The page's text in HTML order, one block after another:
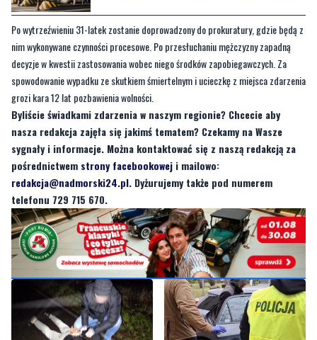
Po wytrzeźwieniu 31-latek zostanie doprowadzony do prokuratury, gdzie będą z
nim wykonywane czynności procesowe. Po przesłuchaniu mężczyzny zapadną
decyzje w kwestii zastosowania wobec niego środków zapobiegawczych. Za
spowodowanie wypadku ze skutkiem śmiertelnym i ucieczkę z miejsca zdarzenia
grozi kara 12 lat pozbawienia wolności.
Byliście świadkami zdarzenia w naszym regionie? Chcecie aby
nasza redakcja zajęła się jakimś tematem? Czekamy na Wasze
sygnały i informacje. Można kontaktować się z naszą redakcją za
pośrednictwem strony facebookowej i mailowo:
redakcja@nadmorski24.pl. Dyżurujemy także pod numerem
telefonu 729 715 670.